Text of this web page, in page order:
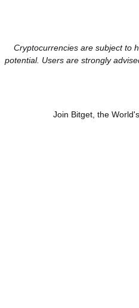
Cryptocurrencies are subject to
potential. Users are strongly
Join Bitget, the